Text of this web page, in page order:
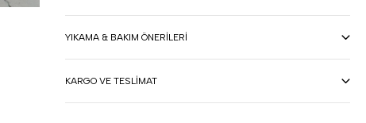
YIKAMA & BAKIM ÖNERILERI
KARGO VE TESLIMAT